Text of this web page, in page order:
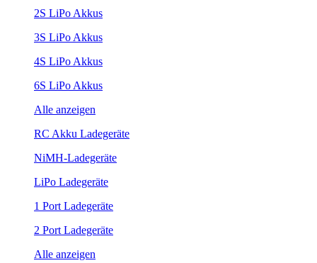
2S LiPo Akkus
3S LiPo Akkus
4S LiPo Akkus
6S LiPo Akkus
Alle anzeigen
RC Akku Ladegeräte
NiMH-Ladegeräte
LiPo Ladegeräte
1 Port Ladegeräte
2 Port Ladegeräte
Alle anzeigen